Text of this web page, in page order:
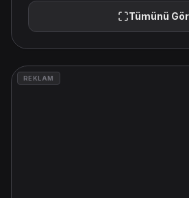
Tümünü Gör
REKLAM